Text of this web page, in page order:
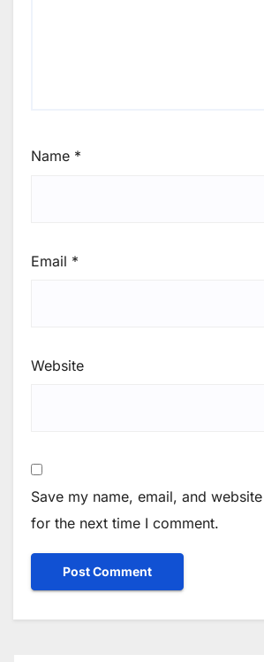
Name *
Email *
Website
Save my name, email, and
for the next time I comment.